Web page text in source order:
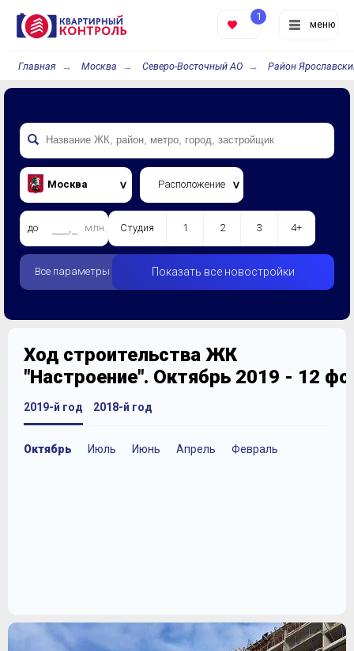
меню
1
Главная Москва Северо-Восточный АО Район
Москва Расположение
до млн. Студия 1 2 3 4+
Все параметры Показать все новостройки
Ход строительства ЖК
"Настроение". Октябрь 2019 - 12
2019-й год
Октябрь Июль Июнь Апрель Февраль
2018-й год